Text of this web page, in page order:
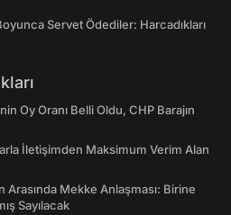
Servet Ödediler: Harcadıkları
Oy Oranı Belli Oldu, CHP Barajın
İletişimden Maksimum Verim Alan
Mekke Anlaşması: Birine
Sayılacak